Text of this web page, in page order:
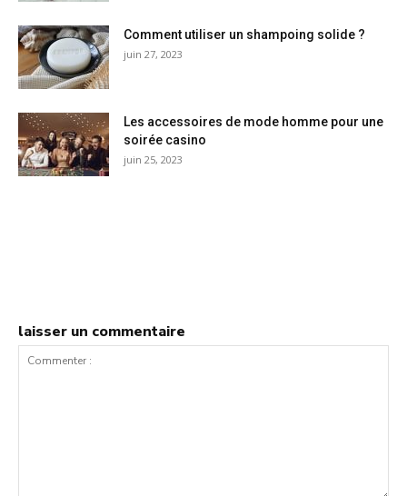
Comment utiliser un shampoing solide ?
juin 27, 2023
Les accessoires de mode homme pour une
soirée casino
juin 25, 2023
laisser un commentaire